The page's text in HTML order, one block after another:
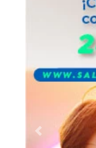
Previous